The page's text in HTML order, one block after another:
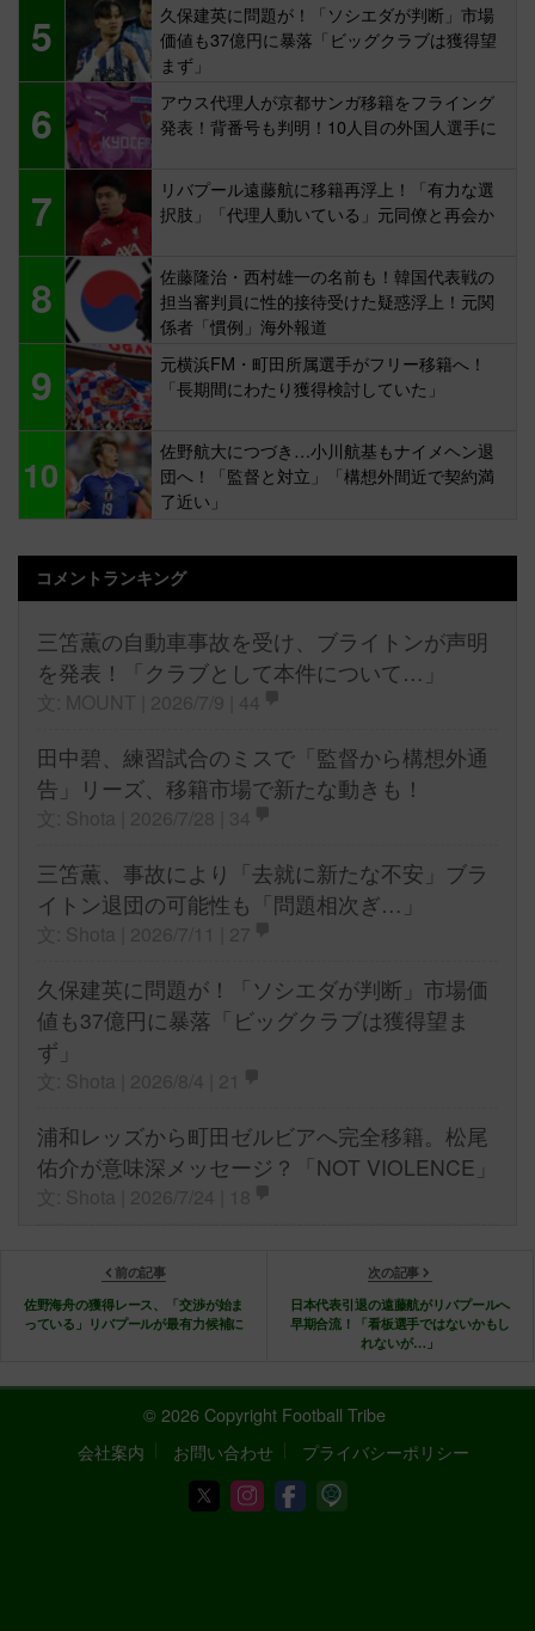
5
久保建英に問題が！「ソシエダが判断」市場
価値も37億円に暴落「ビッグクラブは獲得望
まず」
6
アウス代理人が京都サンガ移籍をフライング
発表！背番号も判明！10人目の外国人選手に
7
リバプール遠藤航に移籍再浮上！「有力な選
択肢」「代理人動いている」元同僚と再会か
8
佐藤隆治・西村雄一の名前も！韓国代表戦の
担当審判員に性的接待受けた疑惑浮上！元関
係者「慣例」海外報道
9
元横浜FM・町田所属選手がフリー移籍へ！
「長期間にわたり獲得検討していた」
10
佐野航大につづき…小川航基もナイメヘン退
団へ！「監督と対立」「構想外間近で契約満
了近い」
コメントランキング
三笘薫の自動車事故を受け、ブライトンが声明
を発表！「クラブとして本件について…」
田中碧、練習試合のミスで「監督から構想外通
告」リーズ、移籍市場で新たな動きも！
三笘薫、事故により「去就に新たな不安」ブラ
イトン退団の可能性も「問題相次ぎ…」
久保建英に問題が！「ソシエダが判断」市場価
値も37億円に暴落「ビッグクラブは獲得望ま
ず」
浦和レッズから町田ゼルビアへ完全移籍。松尾
佑介が意味深メッセージ？「NOT VIOLENCE」
前の記事
佐野海舟の獲得レース、「交渉が始ま
っている」リバプールが最有力候補に
次の記事
日本代表引退の遠藤航がリバプールへ
早期合流！「看板選手ではないかもし
れないが…」
© 2026 Copyright Football Tribe
会社案内
お問い合わせ プライバシーポリシー